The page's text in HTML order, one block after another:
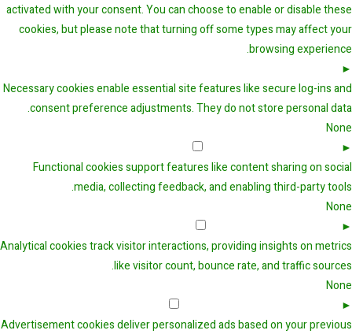
activated with your consent. You can choose to enable or disable these
cookies, but please note that turning off some types may affect your
browsing experience.
►
Necessary cookies enable essential site features like secure log-ins and
consent preference adjustments. They do not store personal data.
None
►
Functional cookies support features like content sharing on social
media, collecting feedback, and enabling third-party tools.
None
►
Analytical cookies track visitor interactions, providing insights on metrics
like visitor count, bounce rate, and traffic sources.
None
►
Advertisement cookies deliver personalized ads based on your previous